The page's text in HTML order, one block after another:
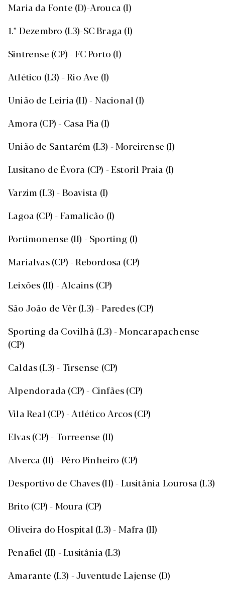
Maria da Fonte (D)-Arouca (I)
1.º Dezembro (L3)-SC Braga (I)
Sintrense (CP) - FC Porto (I)
Atlético (L3) - Rio Ave (I)
União de Leiria (II) - Nacional (I)
Amora (CP) - Casa Pia (I)
União de Santarém (L3) - Moreirense (I)
Lusitano de Évora (CP) - Estoril Praia (I)
Varzim (L3) - Boavista (I)
Lagoa (CP) - Famalicão (I)
Portimonense (II) - Sporting (I)
Marialvas (CP) - Rebordosa (CP)
Leixões (II) - Alcains (CP)
São João de Vêr (L3) - Paredes (CP)
Sporting da Covilhã (L3) - Moncarapachense
(CP)
Caldas (L3) - Tirsense (CP)
Alpendorada (CP) - Cinfães (CP)
Vila Real (CP) - Atlético Arcos (CP)
Elvas (CP) - Torreense (II)
Alverca (II) - Pêro Pinheiro (CP)
Desportivo de Chaves (II) - Lusitânia Lourosa (L3)
Brito (CP) - Moura (CP)
Oliveira do Hospital (L3) - Mafra (II)
Penafiel (II) - Lusitânia (L3)
Amarante (L3) - Juventude Lajense (D)